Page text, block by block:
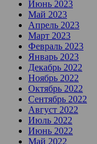
Июнь 2023
Май 2023
Апрель 2023
Март 2023
Февраль 2023
Январь 2023
Декабрь 2022
Ноябрь 2022
Октябрь 2022
Сентябрь 2022
Август 2022
Июль 2022
Июнь 2022
Май 2022